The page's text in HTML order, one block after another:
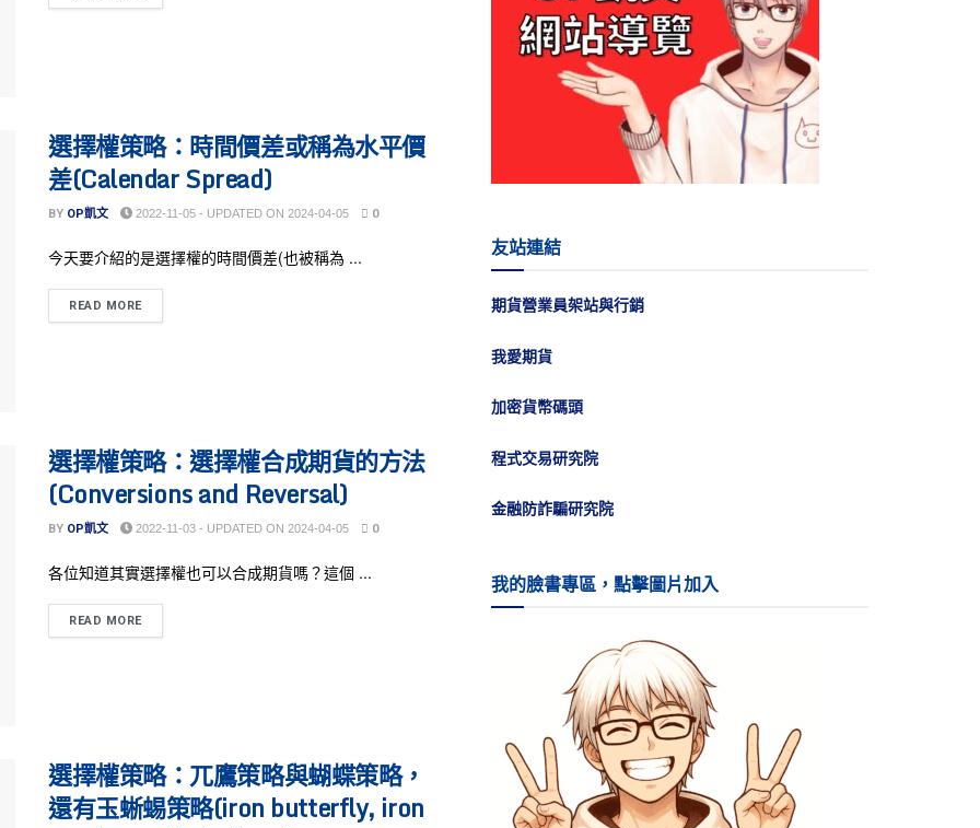
選擇權策略：時間價差或稱為水平價
差(Calendar Spread)
BY OP凱文 2022-11-05 - UPDATED ON 2024-04-05 0
今天要介紹的是選擇權的時間價差(也被稱為 ...
READ MORE
選擇權策略：選擇權合成期貨的方法
(Conversions and Reversal)
BY OP凱文 2022-11-03 - UPDATED ON 2024-04-05 0
各位知道其實選擇權也可以合成期貨嗎？這個 ...
READ MORE
選擇權策略：兀鷹策略與蝴蝶策略，
還有玉蜥蜴策略(iron butterfly, iron
友站連結
期貨營業員架站與行銷
我愛期貨
加密貨幣碼頭
程式交易研究院
金融防詐騙研究院
我的臉書專區，點擊圖片加入